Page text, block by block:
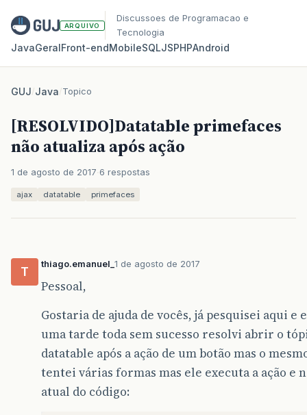
ARQUIVO
Discussoes de Programacao e
Tecnologia
JavaGeralFront‑endMobileSQLJSPHPAndroid
GUJ/Java/Topico
[RESOLVIDO]Datatable primefaces
não atualiza após ação
1 de agosto de 2017 6 respostas
ajax datatable primefaces
T
thiago.emanuel_ 1 de agosto de 2017
Pessoal,
Gostaria de ajuda de vocês, já pesquisei aqui e
uma tarde toda sem sucesso resolvi abrir o
datatable após a ação de um botão mas o
tentei várias formas mas ele executa a ação e
atual do código: